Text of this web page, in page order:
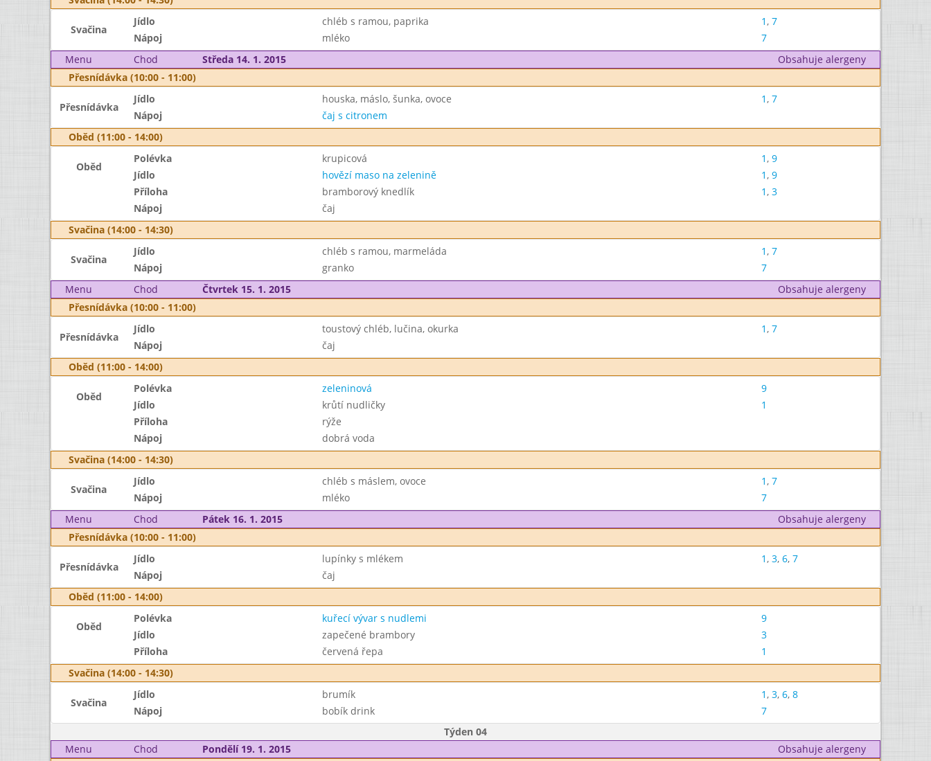
Svačina
Jídlo chléb s ramou, paprika 1, 7
Nápoj
mléko
7
Menu
Chod Středa 14. 1. 2015
Obsahuje alergeny
Přesnídávka (10:00 - 11:00)
Přesnídávka
Jídlo houska, máslo, šunka, ovoce 1, 7
Nápoj
čaj s citronem
Oběd (11:00 - 14:00)
Oběd
Polévka krupicová 1, 9
Jídlo
hovězí maso na zelenině 1, 9
Příloha
bramborový knedlík 1, 3
Nápoj
čaj
Svačina (14:00 - 14:30)
Svačina
Jídlo chléb s ramou, marmeláda 1, 7
Nápoj
granko
7
Menu
Chod Čtvrtek 15. 1. 2015
Obsahuje alergeny
Přesnídávka (10:00 - 11:00)
Přesnídávka
Jídlo toustový chléb, lučina, okurka 1, 7
Nápoj
čaj
Oběd (11:00 - 14:00)
Oběd
Polévka zeleninová
9
Jídlo
krůtí nudličky
1
Příloha
rýže
Nápoj
dobrá voda
Svačina (14:00 - 14:30)
Svačina
Jídlo chléb s máslem, ovoce 1, 7
Nápoj
mléko
7
Menu
Chod Pátek 16. 1. 2015
Obsahuje alergeny
Přesnídávka (10:00 - 11:00)
Přesnídávka
Jídlo lupínky s mlékem 1, 3, 6, 7
Nápoj
čaj
Oběd (11:00 - 14:00)
Oběd
Polévka kuřecí vývar s nudlemi
9
Jídlo
zapečené brambory
3
Příloha
červená řepa
1
Svačina (14:00 - 14:30)
Svačina
Jídlo brumík 1, 3, 6, 8
Nápoj
bobík drink
7
Týden 04
Menu
Chod Pondělí 19. 1. 2015
Obsahuje alergeny